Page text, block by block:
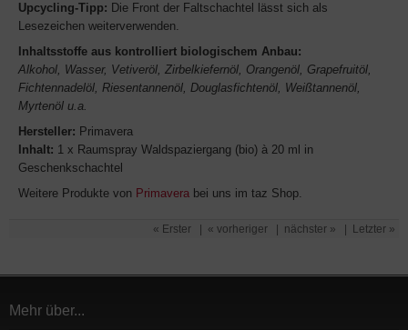
Upcycling-Tipp: Die Front der Faltschachtel lässt sich als
Lesezeichen weiterverwenden.
Inhaltsstoffe aus kontrolliert biologischem Anbau:
Alkohol, Wasser, Vetiveröl, Zirbelkiefernöl, Orangenöl, Grapefruitöl,
Fichtennadelöl, Riesentannenöl, Douglasfichtenöl, Weißtannenöl,
Myrtenöl u.a.
Hersteller: Primavera
Inhalt: 1 x Raumspray Waldspaziergang (bio) à 20 ml in
Geschenkschachtel
Weitere Produkte von Primavera bei uns im taz Shop.
« Erster « vorheriger nächster » Letzter »
Mehr über...